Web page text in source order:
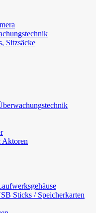
Sitzsäcke
Aktoren
Sticks / Speicherkarten